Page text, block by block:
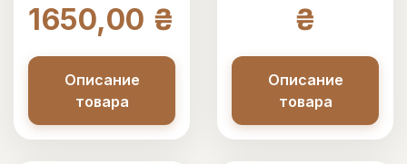
1650,00 ₴
Описание
товара
₴
Описание
товара